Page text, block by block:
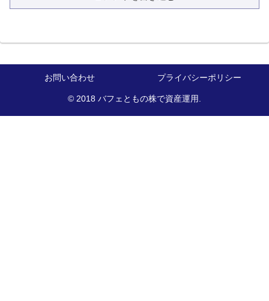
お問い合わせ プライバシーポリシー
© 2018 バフェともの株で資産運用.